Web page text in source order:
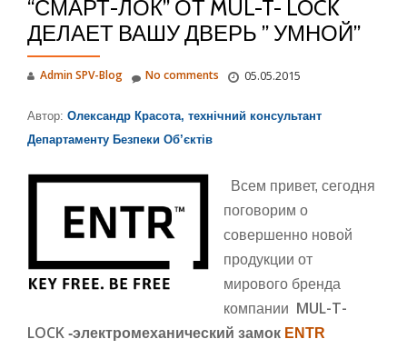
“СМАРТ-ЛОК” ОТ MUL-T- LOCK
ДЕЛАЕТ ВАШУ ДВЕРЬ ” УМНОЙ”
Admin SPV-Blog 05.05.2015
No comments
Автор: Олександр Красота, технічний консультант
Департаменту Безпеки Об’єктів
Всем привет, сегодня
поговорим о
совершенно новой
продукции от
мирового бренда
компании MUL-T-
LOCK -электромеханический замок ENTR